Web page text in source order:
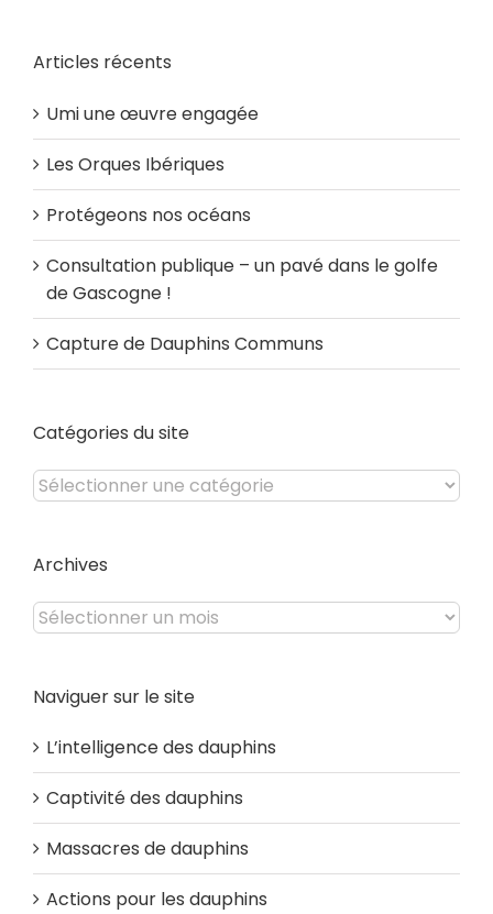
Articles récents
Umi une œuvre engagée
Les Orques Ibériques
Protégeons nos océans
Consultation publique – un pavé dans le golfe
de Gascogne !
Capture de Dauphins Communs
Catégories du site
Catégories
du
Archives
Archives
Naviguer sur le site
L’intelligence des dauphins
Captivité des dauphins
Massacres de dauphins
Actions pour les dauphins